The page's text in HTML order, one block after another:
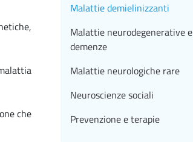
che
Malattie demielinizzanti
Malattie neurodegenerative e
demenze
Malattie neurologiche rare
Neuroscienze sociali
Prevenzione e terapie